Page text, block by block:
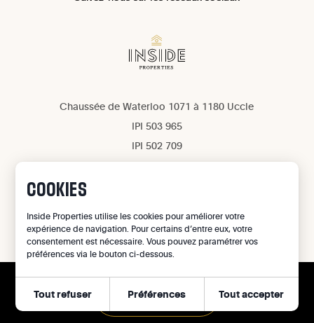
APPELER
Chaussée de Waterloo 1071 à 1180 Uccle
IPI 503 965
IPI 502 709
Confidentialité
©2026Inside Properties - All rights reserved
COOKIES
Inside Properties utilise les cookies pour améliorer votre
expérience de navigation. Pour certains d’entre eux, votre
consentement est nécessaire. Vous pouvez paramétrer vos
préférences via le bouton ci-dessous.
Tout refuser Préférences Tout accepter